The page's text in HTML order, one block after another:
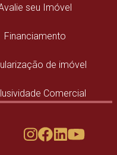
seu Imóvel
Financiamento
de imóvel
Comercial